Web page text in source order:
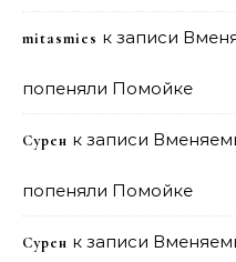
mitasmies к записи
попеняли Помойке
Сурен к записи
попеняли Помойке
Сурен к записи